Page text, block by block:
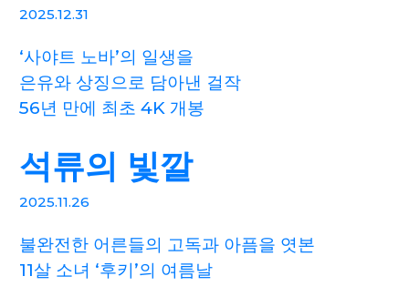
2025.12.31
‘사야트 노바’의 일생을
은유와 상징으로 담아낸 걸작
56년 만에 최초 4K 개봉
석류의 빛깔
2025.11.26
불완전한 어른들의 고독과 아픔을 엿본
11살 소녀 ‘후키’의 여름날